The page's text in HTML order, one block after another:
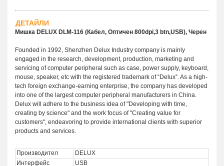
ДЕТАЙЛИ
Мишка DELUX DLM-116 (Кабел, Оптичен 800dpi,3 btn,USB), Черен
Founded in 1992, Shenzhen Delux Industry company is mainly
engaged in the research, development, production, marketing and
servicing of computer peripheral such as case, power supply, keyboard,
mouse, speaker, etc with the registered trademark of “Delux”. As a high-
tech foreign exchange-earning enterprise, the company has developed
into one of the largest computer peripheral manufacturers in China.
Delux will adhere to the business idea of "Developing with time,
creating by science" and the work focus of "Creating value for
customers", endeavoring to provide international clients with superior
products and services.
Производител
DELUX
Интерфейс
USB